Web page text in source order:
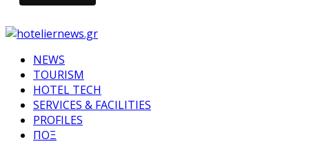
NEWS
TOURISM
HOTEL TECH
SERVICES & FACILITIES
PROFILES
ΠΟΞ